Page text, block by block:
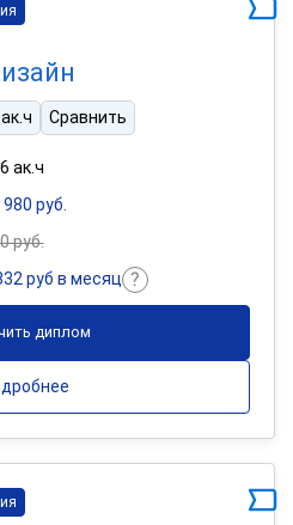
Сравнить
ак.ч
руб.
руб.
руб в месяц
диплом